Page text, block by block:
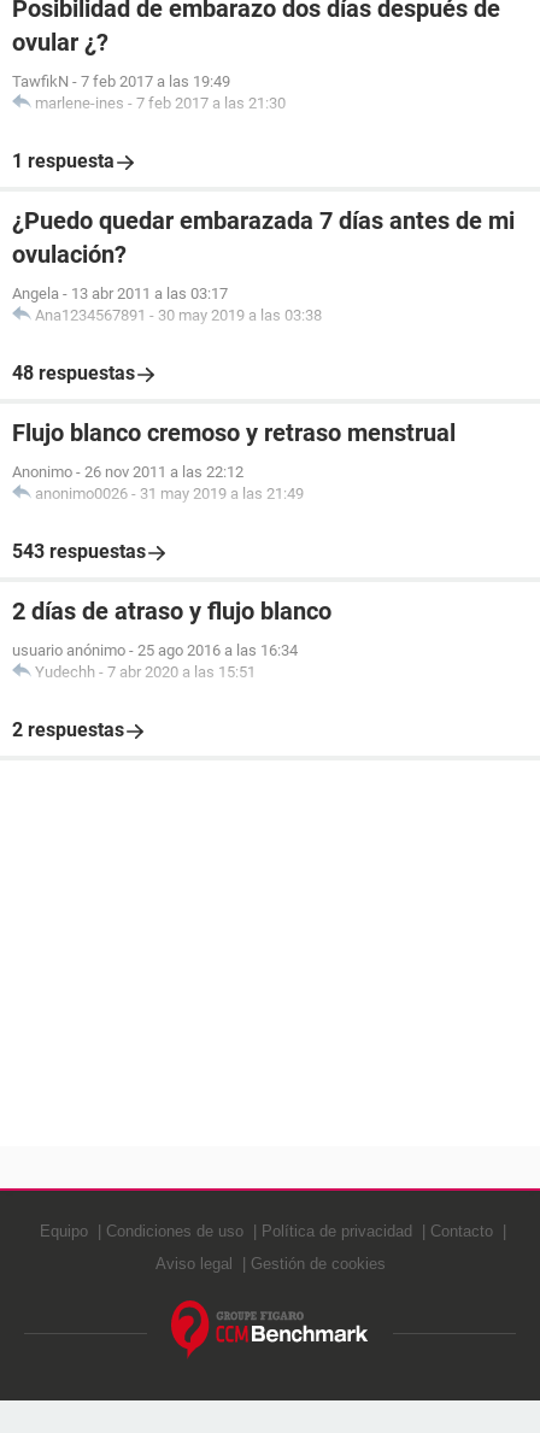
Posibilidad de embarazo dos días después de
ovular ¿?
TawfikN - 7 feb 2017 a las 19:49
marlene-ines - 7 feb 2017 a las 21:30
1 respuesta
¿Puedo quedar embarazada 7 días antes de mi
ovulación?
Angela - 13 abr 2011 a las 03:17
Ana1234567891 - 30 may 2019 a las 03:38
48 respuestas
Flujo blanco cremoso y retraso menstrual
Anonimo - 26 nov 2011 a las 22:12
anonimo0026 - 31 may 2019 a las 21:49
543 respuestas
2 días de atraso y flujo blanco
usuario anónimo - 25 ago 2016 a las 16:34
Yudechh - 7 abr 2020 a las 15:51
2 respuestas
Equipo Condiciones de uso Política de privacidad
Contacto
Aviso legal
Gestión de cookies